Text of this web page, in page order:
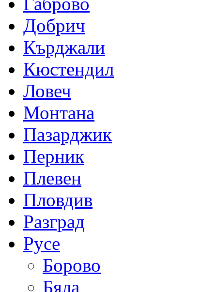
Добрич
Кърджали
Кюстендил
Ловеч
Монтана
Пазарджик
Перник
Плевен
Пловдив
Разград
Русе
Борово
Бяла